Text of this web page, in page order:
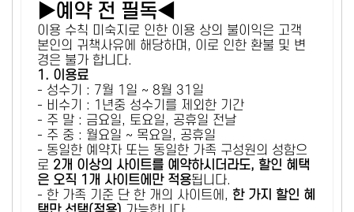
▶예약 전 필독◀
이용 수칙 미숙지로 인한 이용 상의 불이익은 고객
본인의 귀책사유에 해당하며, 이로 인한 환불 및 변
경은 불가 합니다.
1. 이용료
- 성수기 : 7월 1일 ~ 8월 31일
- 비수기 : 1년중 성수기를 제외한 기간
- 주 말 : 금요일, 토요일, 공휴일 전날
- 주 중 : 월요일 ~ 목요일, 공휴일
- 동일한 예약자 또는 동일한 가족 구성원의 성함으
로 2개 이상의 사이트를 예약하시더라도, 할인 혜택
은 오직 1개 사이트에만 적용됩니다.
- 한 가족 기준 단 한 개의 사이트에, 한 가지 할인 혜